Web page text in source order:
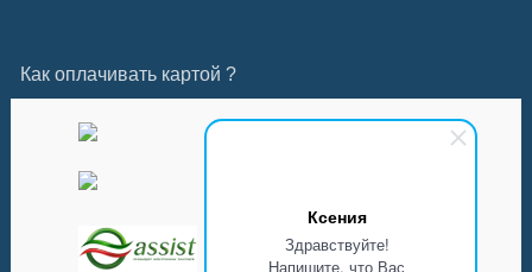
Ксения
Здравствуйте!
Напишите, что Вас
Как оплачивать картой ?